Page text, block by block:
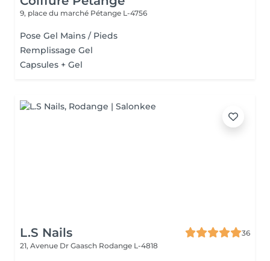
9, place du marché Pétange L-4756
Pose Gel Mains / Pieds
Remplissage Gel
Capsules + Gel
L.S Nails
36
21, Avenue Dr Gaasch Rodange L-4818